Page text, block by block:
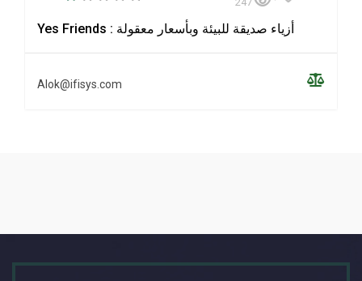
Yes Friends : أزياء صديقة للبيئة وبأسعار معقولة
Alok@ifisys.com